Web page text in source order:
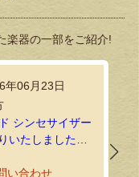
楽器の一部をご紹介!
年06月23日
シンセサイザー
いたしました｜
取
い合わせ